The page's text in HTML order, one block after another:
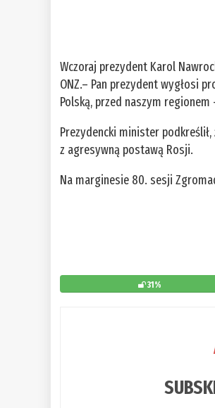
Wczoraj prezydent Karol
ONZ.– Pan prezydent wygłosi
Polską, przed naszym regionem
Prezydencki minister
z agresywną postawą Rosji.
Na marginesie 80. sesji
31%